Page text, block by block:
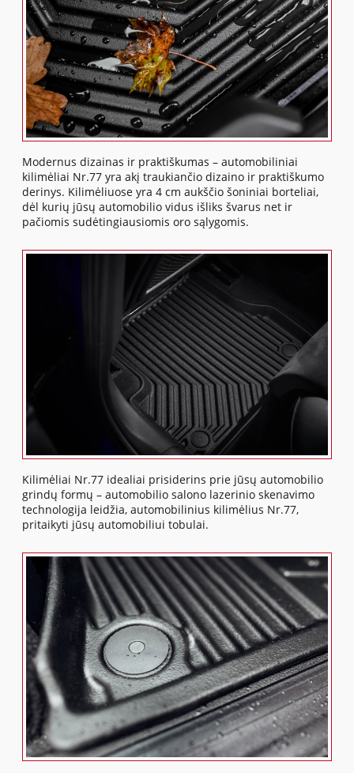
Modernus dizainas ir praktiškumas – automobiliniai
kilimėliai Nr.77 yra akį traukiančio dizaino ir praktiškumo
derinys. Kilimėliuose yra 4 cm aukščio šoniniai borteliai,
dėl kurių jūsų automobilio vidus išliks švarus net ir
pačiomis sudėtingiausiomis oro sąlygomis.
Kilimėliai Nr.77 idealiai prisiderins prie jūsų automobilio
grindų formų – automobilio salono lazerinio skenavimo
technologija leidžia, automobilinius kilimėlius Nr.77,
pritaikyti jūsų automobiliui tobulai.